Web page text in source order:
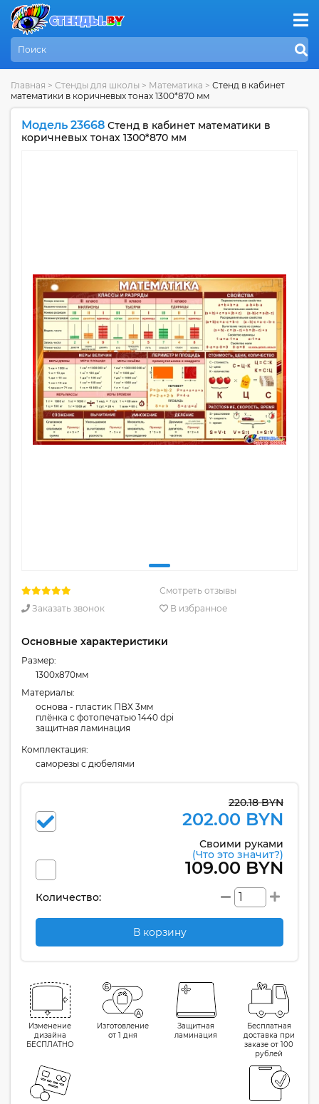
Главная > Стенды для школы > Математика > Стенд в кабинет
математики в коричневых тонах 1300*870 мм
Модель 23668 Стенд в кабинет математики в
коричневых тонах 1300*870 мм
Смотреть отзывы
Заказать звонок
В избранное
Основные характеристики
Размер:
1300x870мм
Материалы:
основа - пластик ПВХ 3мм
плёнка с фотопечатью 1440 dpi
защитная ламинация
Комплектация:
cаморезы с дюбелями
220.18 BYN
202.00 BYN
Своими руками
(Что это значит?)
109.00 BYN
Количество:
В корзину
Изменение
дизайна
БЕСПЛАТНО
Изготовление
от 1 дня
Защитная
ламинация
Бесплатная
доставка при
заказе от 100
рублей